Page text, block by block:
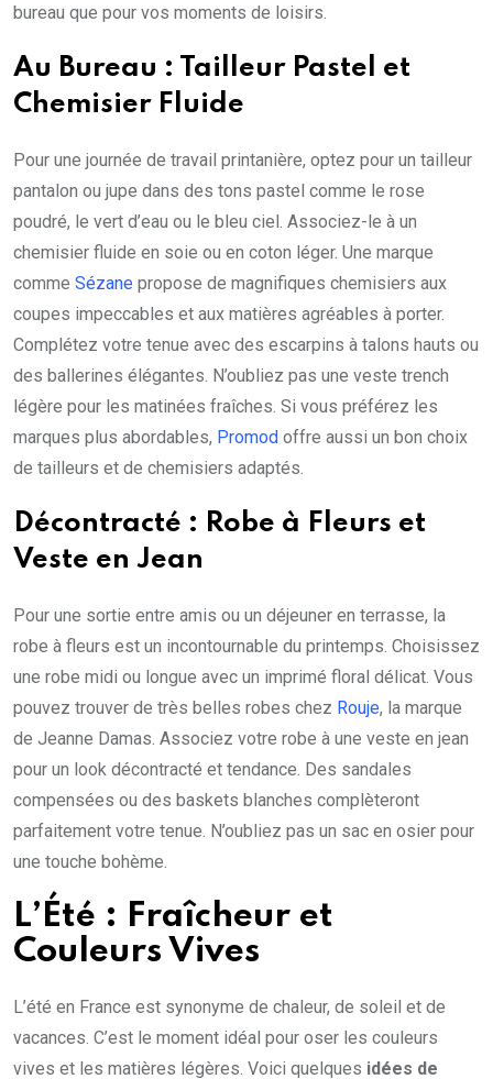
bureau que pour vos moments de loisirs.
Au Bureau : Tailleur Pastel et
Chemisier Fluide
Pour une journée de travail printanière, optez pour un tailleur
pantalon ou jupe dans des tons pastel comme le rose
poudré, le vert d’eau ou le bleu ciel. Associez-le à un
chemisier fluide en soie ou en coton léger. Une marque
comme Sézane propose de magnifiques chemisiers aux
coupes impeccables et aux matières agréables à porter.
Complétez votre tenue avec des escarpins à talons hauts ou
des ballerines élégantes. N’oubliez pas une veste trench
légère pour les matinées fraîches. Si vous préférez les
marques plus abordables, Promod offre aussi un bon choix
de tailleurs et de chemisiers adaptés.
Décontracté : Robe à Fleurs et
Veste en Jean
Pour une sortie entre amis ou un déjeuner en terrasse, la
robe à fleurs est un incontournable du printemps. Choisissez
une robe midi ou longue avec un imprimé floral délicat. Vous
pouvez trouver de très belles robes chez Rouje, la marque
de Jeanne Damas. Associez votre robe à une veste en jean
pour un look décontracté et tendance. Des sandales
compensées ou des baskets blanches complèteront
parfaitement votre tenue. N’oubliez pas un sac en osier pour
une touche bohème.
L’Été : Fraîcheur et
Couleurs Vives
L’été en France est synonyme de chaleur, de soleil et de
vacances. C’est le moment idéal pour oser les couleurs
vives et les matières légères. Voici quelques idées de